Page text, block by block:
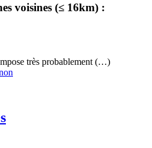
voisines (≤ 16km) :
très probablement (…)